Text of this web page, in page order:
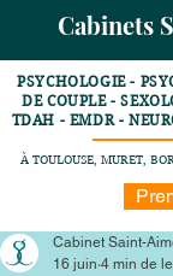
Cabinets
PSYCHOLOGIE -
DE COUPLE -
TDAH - EMDR -
À TOULOUSE, MURET,
Cabinet Saint-
16 juin 4 min de